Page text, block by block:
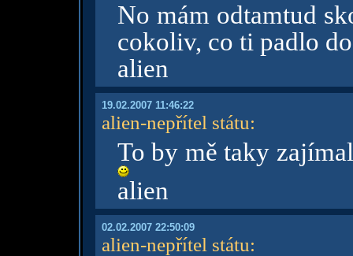
No mám odtamtud
cokoliv, co ti padlo
alien
19.02.2007 11:46:22
alien-nepřítel státu:
To by mě taky
alien
02.02.2007 22:50:09
alien-nepřítel státu: